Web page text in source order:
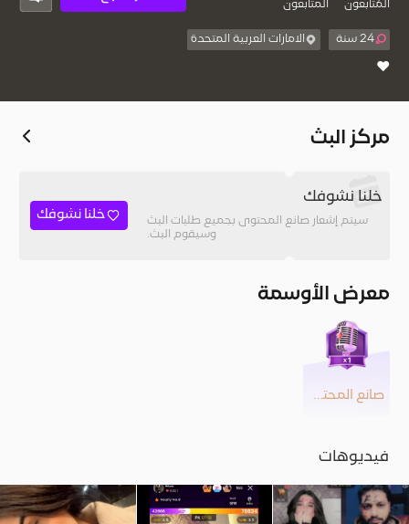
المُتابعون المتابعون
24 سنة الامارات العربية المتحدة
♥️
مركز البث
خلنا نشوفك
سيتم إشعار صانع المحتوى بجميع طلبات البث
وسيقوم البث.
خلنا نشوفك
معرض الأوسمة
صانع المحتوى
فيديوهات